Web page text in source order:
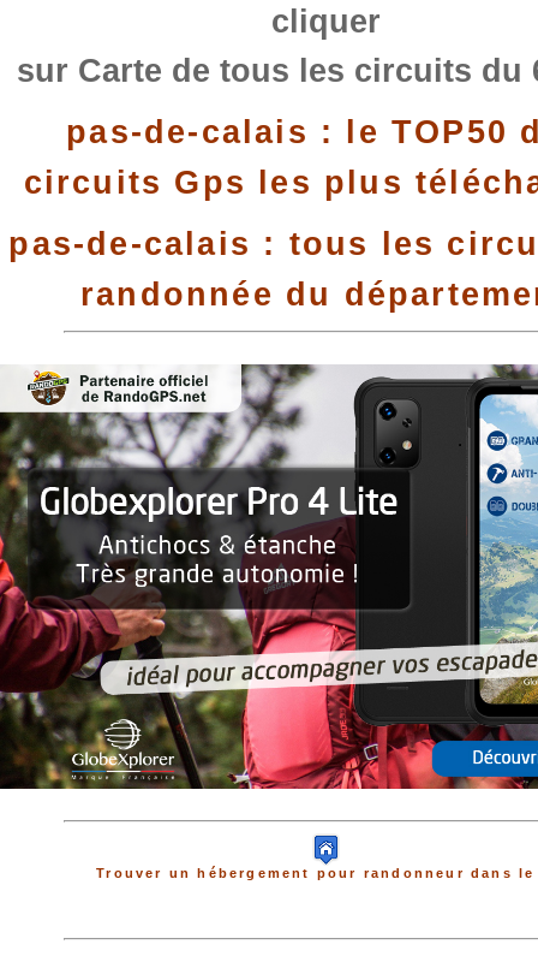
cliquer
sur Carte de tous les circuits du
pas-de-calais : le TOP50
circuits Gps les plus
pas-de-calais : tous les
randonnée du
Trouver un hébergement pour randonneur dans le